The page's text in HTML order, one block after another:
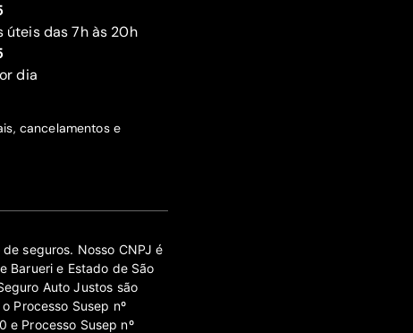
úteis das 7h às 20h
dia
cancelamentos e
seguros. Nosso CNPJ é
Barueri e Estado de São
Auto Justos são
Processo Susep nº
e Processo Susep nº